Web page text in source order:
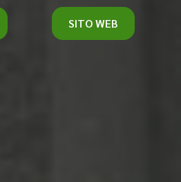
SITO WEB